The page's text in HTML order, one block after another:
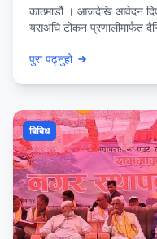
काठमाडौं । आजदेखि आवेदन
यसअघि टोकन प्रणालीमार्फत
सामाजिक सुरक्षा मन्त्रालयले
पुरा पढ्नुहो
बिबिध